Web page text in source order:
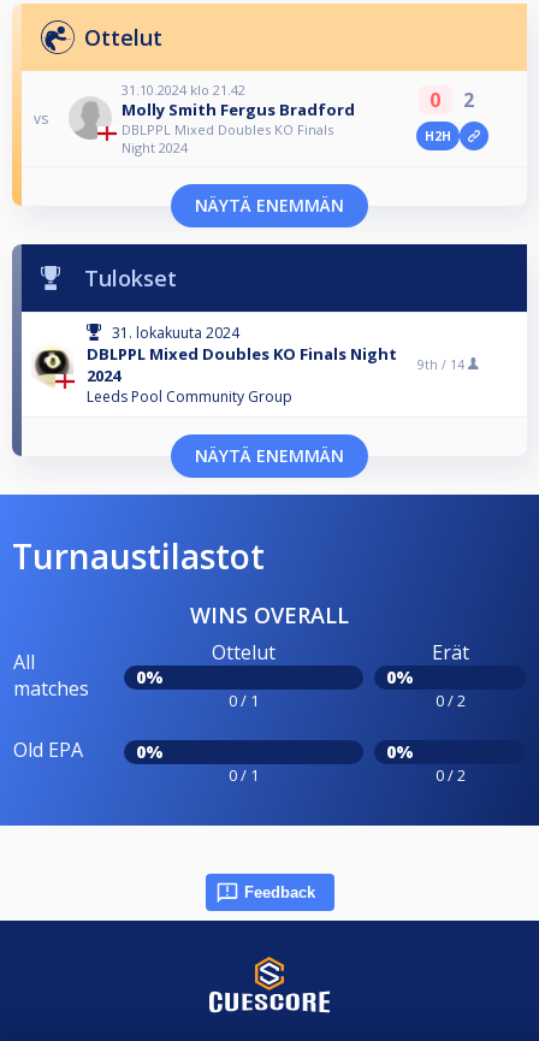
Ottelut
vs
31.10.2024 klo 21.42
Molly Smith Fergus Bradford
DBLPPL Mixed Doubles KO Finals
Night 2024
0 2
H2H
NÄYTÄ ENEMMÄN
Tulokset
31. lokakuuta 2024
DBLPPL Mixed Doubles KO Finals Night
2024
Leeds Pool Community Group
9th / 14
NÄYTÄ ENEMMÄN
Turnaustilastot
WINS OVERALL
All
matches
Ottelut
0%
0 / 1
Erät
0%
0 / 2
Old EPA 0%
0 / 1
0%
0 / 2
Feedback